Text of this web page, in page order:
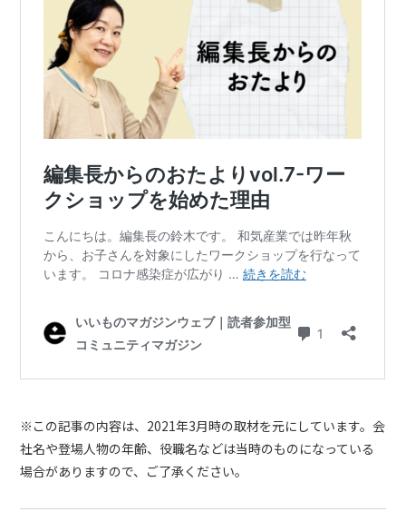
※この記事の内容は、2021年3月時の取材を元にしています。会
社名や登場人物の年齢、役職名などは当時のものになっている
場合がありますので、ご了承ください。